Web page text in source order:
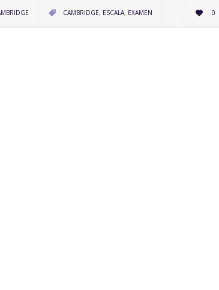
 CATEGORY
CAMBRIDGE, ESCALA, EXAMEN  IT0